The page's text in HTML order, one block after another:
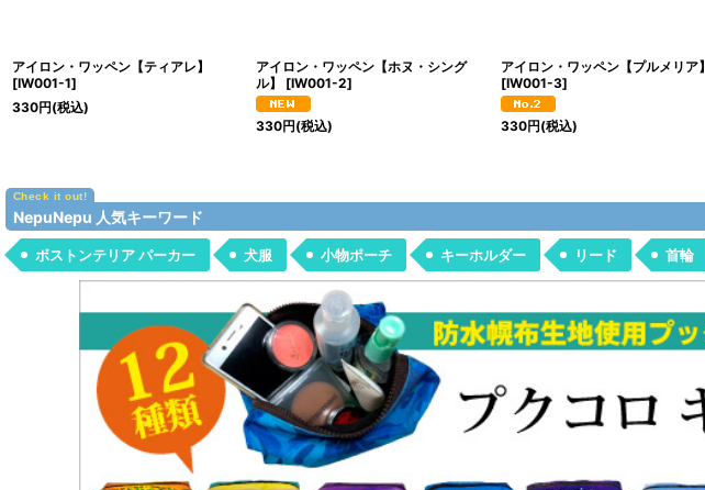
アイロン・ワッペン【ティアレ】
[IW001-1]
330円(税込)
アイロン・ワッペン【ホヌ・シング
ル】
[IW001-2]
330円(税込)
アイロン・ワッペン【プルメリア】
[IW001-3]
330円(税込)
NepuNepu 人気キーワード
ボストンテリア パーカー 犬服 小物ポーチ キーホルダー リード 首輪